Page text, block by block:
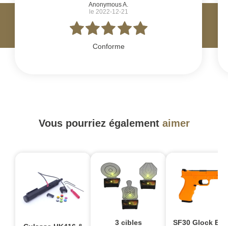
Anonymous A.
le 2022-12-21
Conforme
Vous pourriez également aimer
3 cibles
SF30 Glock